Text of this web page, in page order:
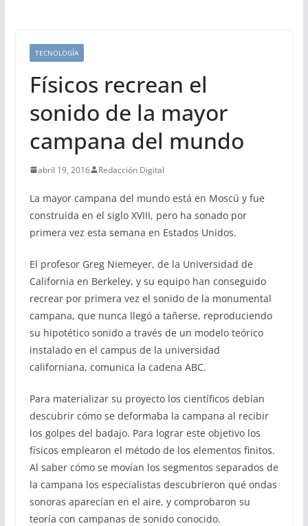
TECNOLOGÍA
Físicos recrean el
sonido de la mayor
campana del mundo
abril 19, 2016 Redacción Digital
La mayor campana del mundo está en Moscú y fue
construida en el siglo XVIII, pero ha sonado por
primera vez esta semana en Estados Unidos.
El profesor Greg Niemeyer, de la Universidad de
California en Berkeley, y su equipo han conseguido
recrear por primera vez el sonido de la monumental
campana, que nunca llegó a tañerse, reproduciendo
su hipotético sonido a través de un modelo teórico
instalado en el campus de la universidad
californiana, comunica la cadena ABC.
Para materializar su proyecto los científicos debían
descubrir cómo se deformaba la campana al recibir
los golpes del badajo. Para lograr este objetivo los
físicos emplearon el método de los elementos finitos.
Al saber cómo se movían los segmentos separados de
la campana los especialistas descubrieron qué ondas
sonoras aparecían en el aire, y comprobaron su
teoría con campanas de sonido conocido.